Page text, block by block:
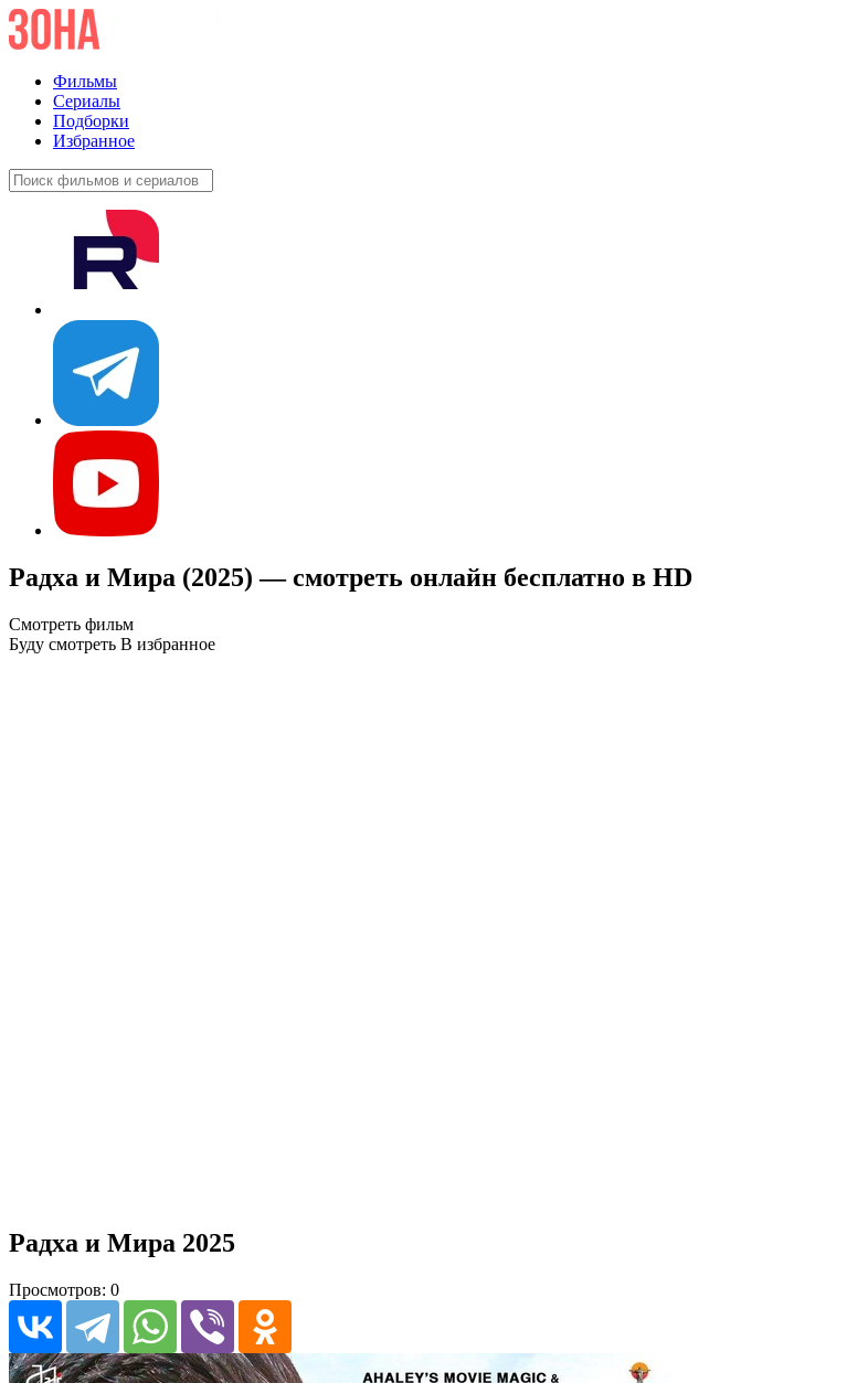
Фильмы
Сериалы
Подборки
Избранное
Радха и Мира (2025) — смотреть онлайн бесплатно в HD
Смотреть фильм
Буду смотреть В избранное
Радха и Мира 2025
Просмотров: 0